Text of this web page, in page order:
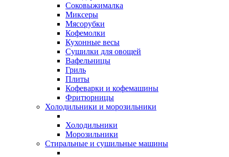
Соковыжималка
Миксеры
Мясорубки
Кофемолки
Кухонные весы
Сушилки для овощей
Вафельницы
Гриль
Плиты
Кофеварки и кофемашины
Фритюрницы
Холодильники и морозильники
Холодильники
Морозильники
Стиральные и сушильные машины